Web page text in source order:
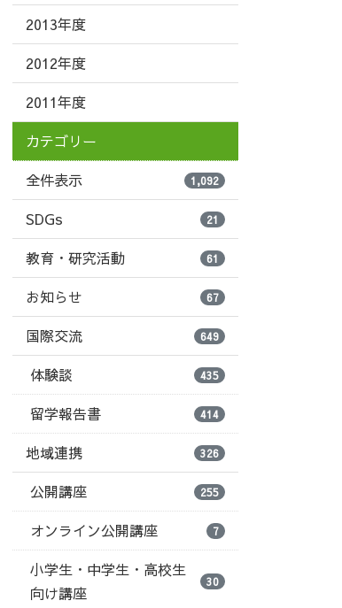
2013年度
2012年度
2011年度
カテゴリー
全件表示
1,092
SDGs 21
教育・研究活動 61
お知らせ 67
国際交流 649
体験談 435
留学報告書 414
地域連携 326
公開講座 255
オンライン公開講座 7
小学生・中学生・高校生
向け講座
30